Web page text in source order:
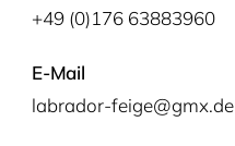
+49 (0)176 63883960
E-Mail
labrador-feige@gmx.de